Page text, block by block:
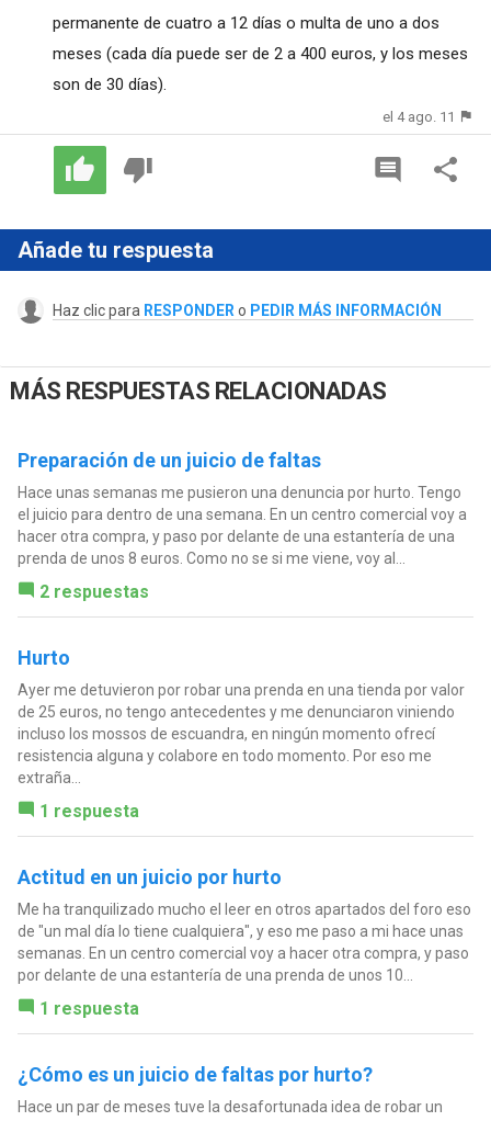
permanente de cuatro a 12 días o multa de uno a dos
meses (cada día puede ser de 2 a 400 euros, y los meses
son de 30 días).
el 4 ago. 11
Añade tu respuesta
Haz clic para RESPONDER o PEDIR MÁS INFORMACIÓN
MÁS RESPUESTAS RELACIONADAS
Preparación de un juicio de faltas
Hace unas semanas me pusieron una denuncia por hurto. Tengo
el juicio para dentro de una semana. En un centro comercial voy a
hacer otra compra, y paso por delante de una estantería de una
prenda de unos 8 euros. Como no se si me viene, voy al...
2 respuestas
Hurto
Ayer me detuvieron por robar una prenda en una tienda por valor
de 25 euros, no tengo antecedentes y me denunciaron viniendo
incluso los mossos de escuandra, en ningún momento ofrecí
resistencia alguna y colabore en todo momento. Por eso me
extraña...
1 respuesta
Actitud en un juicio por hurto
Me ha tranquilizado mucho el leer en otros apartados del foro eso
de "un mal día lo tiene cualquiera", y eso me paso a mi hace unas
semanas. En un centro comercial voy a hacer otra compra, y paso
por delante de una estantería de una prenda de unos 10...
1 respuesta
¿Cómo es un juicio de faltas por hurto?
Hace un par de meses tuve la desafortunada idea de robar un